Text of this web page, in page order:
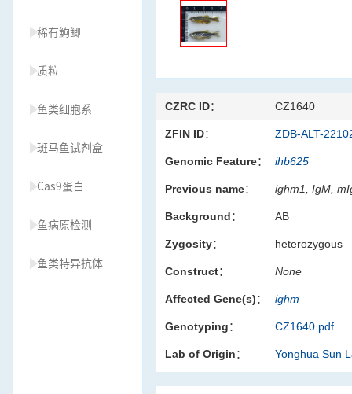
稀有鮈鲫
质粒
鱼类细胞系
斑马鱼试剂盒
Cas9蛋白
鱼病原检测
鱼类特异抗体
CZRC ID： CZ1640
ZFIN ID： ZDB-ALT-
Genomic Feature： ihb625
Previous name： ighm1, IgM,
Background： AB
Zygosity： heterozygous
Construct： None
Affected Gene(s)： ighm
Genotyping： CZ1640.pdf
Lab of Origin： Yonghua Sun